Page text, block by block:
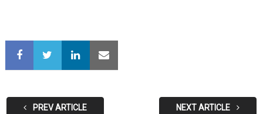
PREV ARTICLE NEXT ARTICLE